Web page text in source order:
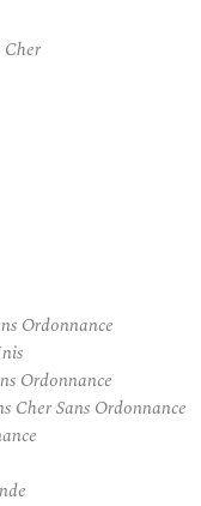
Ordonnance
Ordonnance
Sans Ordonnance